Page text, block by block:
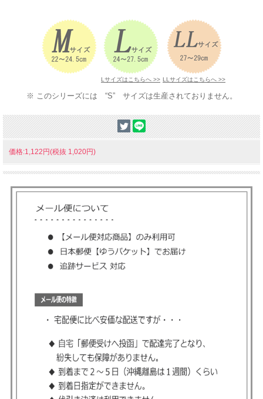
Lサイズはこちらへ >> LLサイズはこちらへ >>
※ このシリーズには “S” サイズは生産されておりません。
価格:1,122円(税抜 1,020円)